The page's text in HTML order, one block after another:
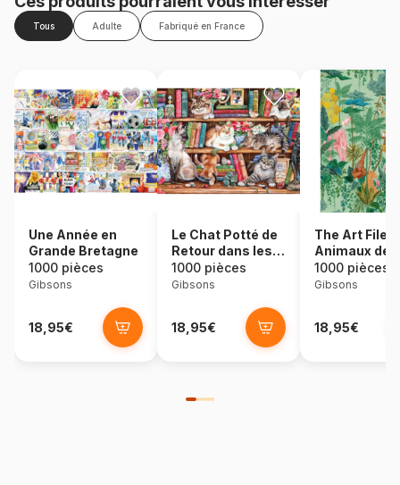
Tous Adulte Fabriqué en France
Une Année en
Grande Bretagne
1000 pièces
Gibsons
18,95€
Le Chat Potté de
Retour dans les
Livres
1000 pièces
Gibsons
18,95€
The Art File:
Animaux de
Jungle
1000 pièces
Gibsons
18,95€